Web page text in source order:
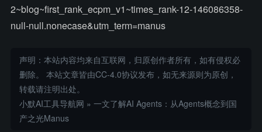
2~blog~first_rank_ecpm_v1~times_rank-12-146086358-
null-null.nonecase&utm_term=manus
声明：本站内容均来自互联网，归原创作者所有，如有侵权必
删除。 本站文章皆由CC-4.0协议发布，如无来源则为原创，
转载请注明出处。
小默AI工具导航网 » 一文了解AI Agents：从Agents概念到国
产之光Manus